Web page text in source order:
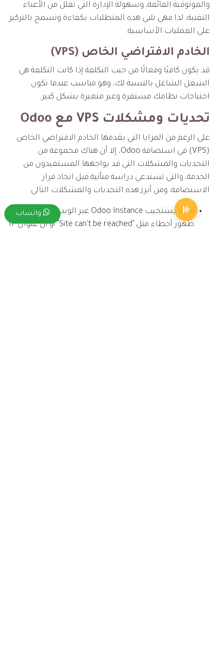
والموثوقية الفائقة، وسهولة الإدارة التي تقلل من الأعباء
التقنية، لذا فهي تلبي هذه المتطلبات بكفاءة وتسمح بالتركيز
على العمليات الأساسية.
الخادم الافتراضي الخاص (VPS)
قد يكون كافيًا وفعالًا من حيث التكلفة إذا كانت التكلفة هي
الشغل الشاغل بالنسبة لك، وهو مناسب عندما تكون
احتياجات نظامك مستقرة وغير متغيرة بشكل كبير.
تحديات ومشكلات VPS مع Odoo
على الرغم من المزايا التي يقدمها الخادم الافتراضي الخاص
(VPS) في استضافة Odoo، إلا أن هناك مجموعة من
التحديات والمشكلات التي قد يواجهها المستفيدون من
الخدمة، والتي تستدعي دراسة متأنية قبل اتخاذ قرار
الاستضافة، ومن أبرز هذه التحديات والمشكلات التالي:
قد لا يستجيب Odoo Instance عبر الويب، مما يؤدي إلى
ظهور أخطاء مثل "Site can't be reached" أو أن عنوان IP
واتساب